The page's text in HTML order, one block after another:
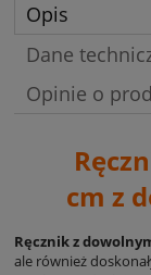
Opis
Dane
Opinie o
cm z
Ręcznik z
ale również